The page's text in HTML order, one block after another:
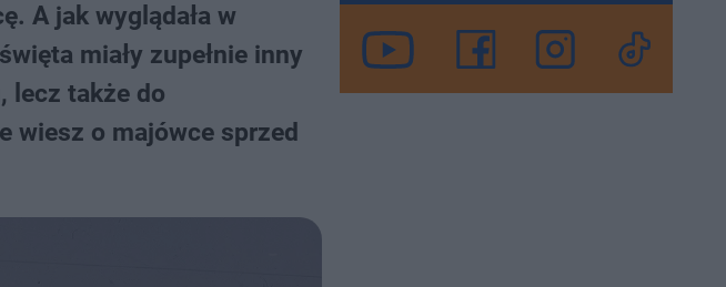
A jak wyglądała w
miały zupełnie inny
lecz także do
wiesz o majówce sprzed